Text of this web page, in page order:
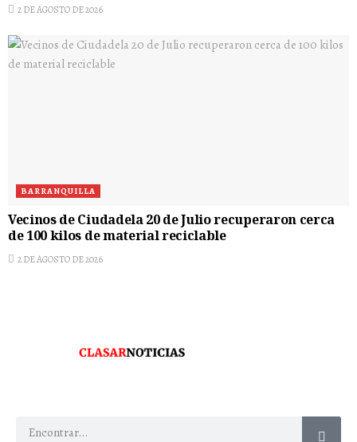
2 DE AGOSTO DE 2026
BARRANQUILLA
Vecinos de Ciudadela 20 de Julio recuperaron cerca
de 100 kilos de material reciclable
2 DE AGOSTO DE 2026